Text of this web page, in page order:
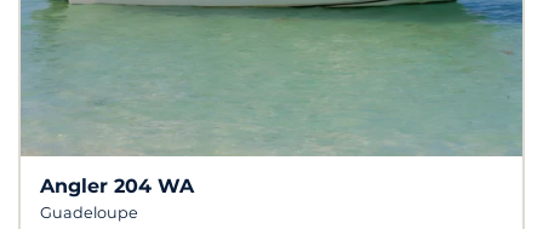
Angler 204 WA
Guadeloupe